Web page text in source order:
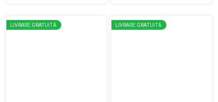
LIVRARE GRATUITĂ LIVRARE GRATUITĂ